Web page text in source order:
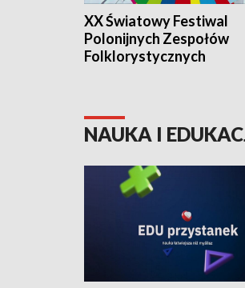
XX Światowy Festiwal
Polonijnych Zespołów
Folklorystycznych
NAUKA I